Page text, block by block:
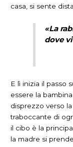
casa, si sente
«La
dove
E lì inizia il passo
essere la
disprezzo verso
traboccante di
il cibo è la
la madre si